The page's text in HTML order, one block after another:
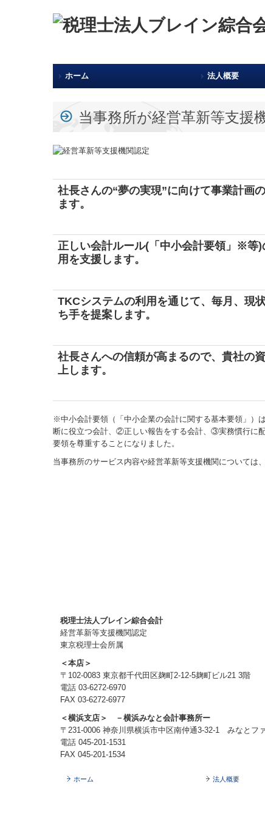
ホーム 法人概要
当事務所が経営革新等支援
社長さんの“夢の実現”に向けて事業計画
ます。
正しい会計ルール(「中小会計要領」※等)
用を支援します。
TKCシステムの利用を通じて、毎月、現
ち手を提案します。
社長さんへの信頼が高まるので、貴社の
上します。
※中小会計要領（「中小企業の会計に関する基本要領」）
断に役立つ会計、②正しい報告をする会計、③実務慣行に
要領を尊重することになりました。
当事務所のサービス内容や経営革新等支援機関については
税理士法人ブレイン綜合会計
経営革新等支援機関認定
東京税理士会所属
＜本店＞
〒102-0083 東京都千代田区麹町2-12-5麹町ビル21 3階
電話 03-6272-6970
FAX 03-6272-6977
＜横浜支店＞ －横浜みなと会計事務所ー
〒231-0006 神奈川県横浜市中区南仲通3-32-1 みなとフ
電話 045-201-1531
FAX 045-201-1534
ホーム 法人概要